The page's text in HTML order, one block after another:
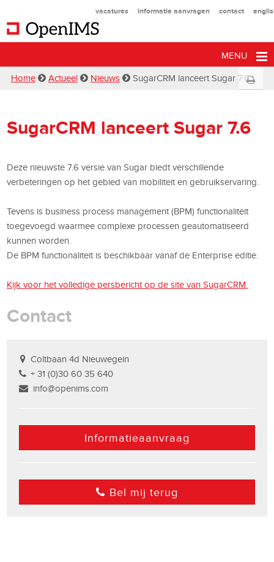
vacatures informatie aanvragen contact
MENU
Home Actueel Nieuws SugarCRM lanceert Sugar 7.6
SugarCRM lanceert Sugar 7.6
Deze nieuwste 7.6 versie van Sugar biedt verschillende
verbeteringen op het gebied van mobiliteit en gebruikservaring.
Tevens is business process management (BPM) functionaliteit
toegevoegd waarmee complexe processen geautomatiseerd
kunnen worden.
De BPM functionaliteit is beschikbaar vanaf de Enterprise editie.
Kijk voor het volledige persbericht op de site van SugarCRM.
Contact
Coltbaan 4d Nieuwegein
+ 31 (0)30 60 35 640
info@openims.com
Informatieaanvraag
Bel mij terug